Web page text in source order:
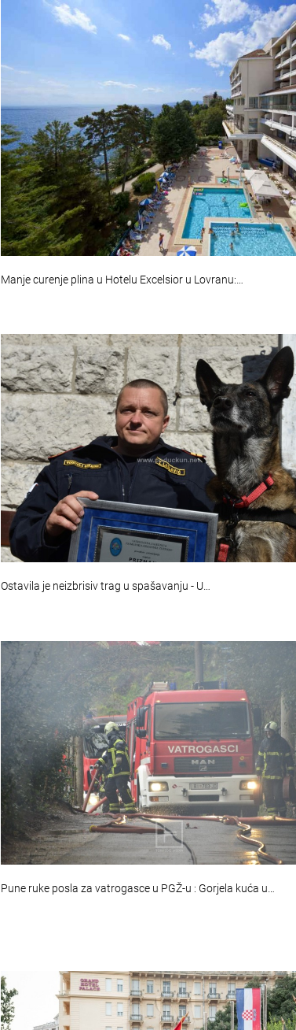
Manje curenje plina u Hotelu Excelsior u Lovranu:…
Ostavila je neizbrisiv trag u spašavanju - U…
Pune ruke posla za vatrogasce u PGŽ-u : Gorjela kuća u…